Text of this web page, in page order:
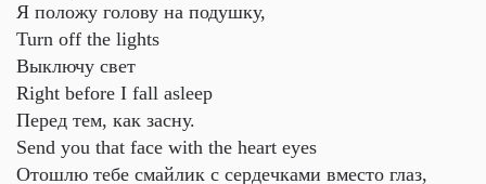
Я положу голову на подушку,
Turn off the lights
Выключу свет
Right before I fall asleep
Перед тем, как засну.
Send you that face with the heart eyes
Отошлю тебе смайлик с сердечками вместо глаз,